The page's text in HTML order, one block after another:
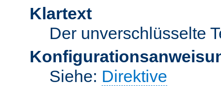
Klartext
Der unverschlüsselte
Siehe: Direktive